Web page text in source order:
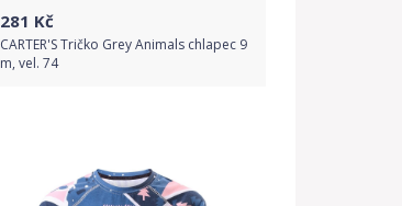
281 Kč
CARTER'S Tričko Grey Animals chlapec 9
m, vel. 74
Detail produktu